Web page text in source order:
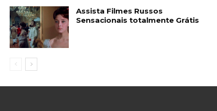
Assista Filmes Russos
Sensacionais totalmente Grátis